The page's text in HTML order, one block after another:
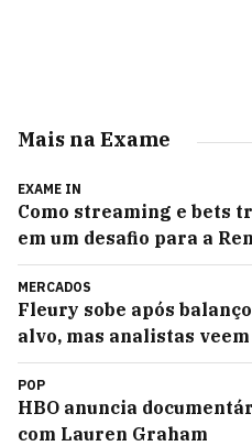
Mais na Exame
EXAME IN
Como streaming e bets
em um desafio para a
MERCADOS
Fleury sobe após
alvo, mas analistas
POP
HBO anuncia
com Lauren Graham